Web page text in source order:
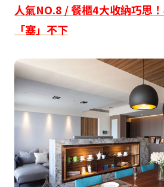
人氣NO.8 / 餐櫃4大收納巧思
「塞」不下